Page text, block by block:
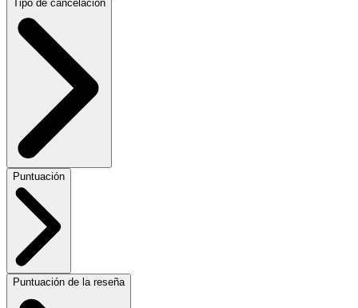
Tipo de cancelación
Puntuación
Puntuación de la reseña